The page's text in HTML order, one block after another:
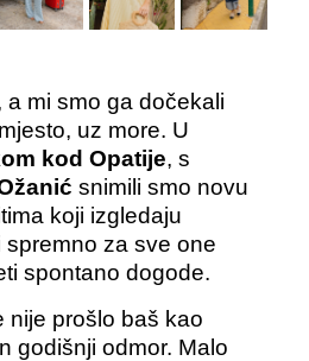
a mi smo ga dočekali
uz more. U
kod Opatije
snimili smo novu
koji izgledaju
za sve one
spontano dogode.
nije prošlo baš kao
godišnji odmor. Malo